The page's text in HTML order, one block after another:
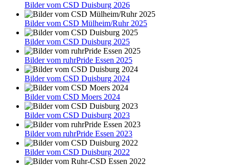
Bilder vom CSD Duisburg 2026
Bilder vom CSD Mülheim/Ruhr 2025
Bilder vom CSD Duisburg 2025
Bilder vom ruhrPride Essen 2025
Bilder vom CSD Duisburg 2024
Bilder vom CSD Moers 2024
Bilder vom CSD Duisburg 2023
Bilder vom ruhrPride Essen 2023
Bilder vom CSD Duisburg 2022